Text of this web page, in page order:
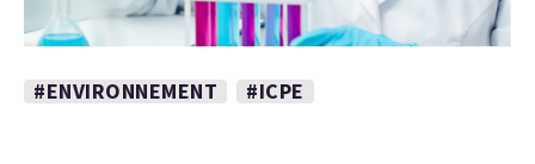
#ENVIRONNEMENT #ICPE